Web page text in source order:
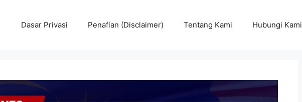
Dasar Privasi Penafian (Disclaimer) Tentang Kami Hubungi Kami